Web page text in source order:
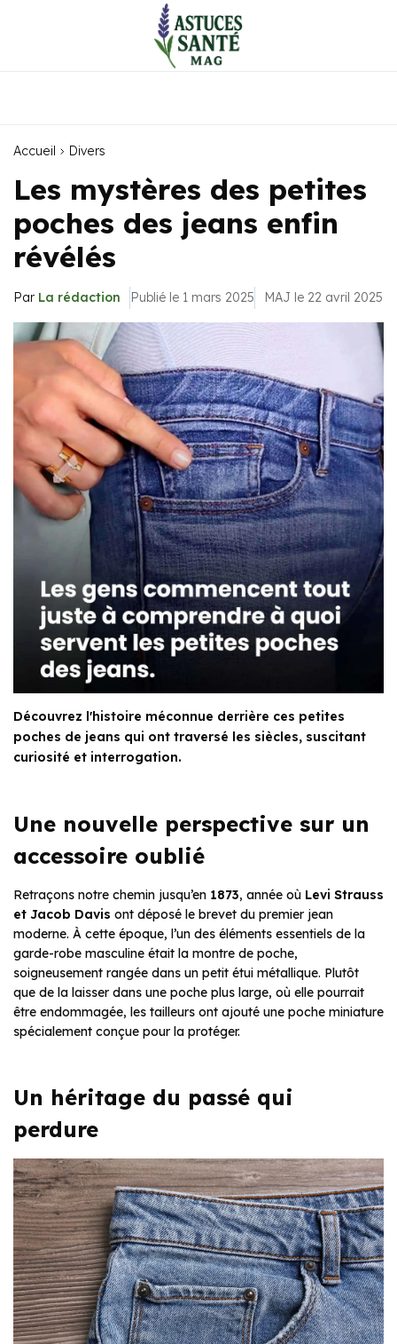
Accueil Divers
Les mystères des petites
poches des jeans enfin
révélés
Par La rédaction Publié le 1 mars 2025 MAJ le 22 avril 2025
Découvrez l'histoire méconnue derrière ces petites
poches de jeans qui ont traversé les siècles, suscitant
curiosité et interrogation.
Une nouvelle perspective sur un
accessoire oublié
Retraçons notre chemin jusqu’en 1873, année où Levi Strauss
et Jacob Davis ont déposé le brevet du premier jean
moderne. À cette époque, l’un des éléments essentiels de la
garde-robe masculine était la montre de poche,
soigneusement rangée dans un petit étui métallique. Plutôt
que de la laisser dans une poche plus large, où elle pourrait
être endommagée, les tailleurs ont ajouté une poche miniature
spécialement conçue pour la protéger.
Un héritage du passé qui
perdure